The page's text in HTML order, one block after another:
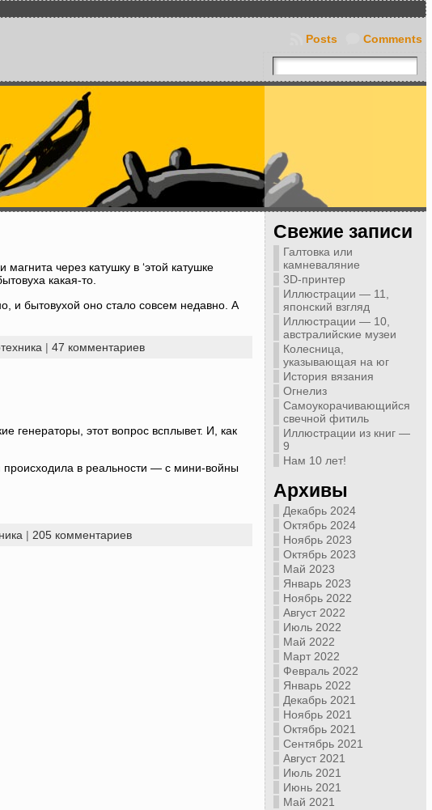
Comments
Posts
через катушку в ‘этой катушке
какая-то.
и бытовухой оно стало совсем недавно. А
| 47 комментариев
генераторы, этот вопрос всплывет. И, как
в реальности — с мини-войны
| 205 комментариев
Свежие записи
Галтовка или
камневаляние
3D-принтер
Иллюстрации — 11,
японский взгляд
Иллюстрации — 10,
австралийские музеи
Колесница,
указывающая на юг
История вязания
Огнелиз
Самоукорачивающийся
свечной фитиль
Иллюстрации из книг —
9
Нам 10 лет!
Архивы
Декабрь 2024
Октябрь 2024
Ноябрь 2023
Октябрь 2023
Май 2023
Январь 2023
Ноябрь 2022
Август 2022
Июль 2022
Май 2022
Март 2022
Февраль 2022
Январь 2022
Декабрь 2021
Ноябрь 2021
Октябрь 2021
Сентябрь 2021
Август 2021
Июль 2021
Июнь 2021
Май 2021